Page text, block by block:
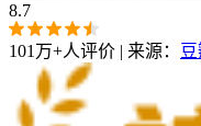
8.7
101万+人评价 | 来源：